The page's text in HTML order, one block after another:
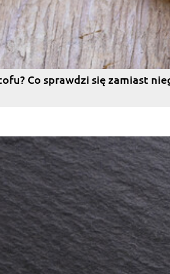
Co sprawdzi się zamiast